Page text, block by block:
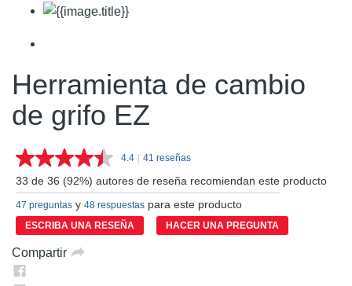
Herramienta de cambio
de grifo EZ
4.4 Lea
41
reseñas.
Enlace
en
misma
| 41 reseñas
33 de 36 (92%) autores de reseña recomiendan este producto
47 preguntas y 48 respuestas para este producto
ESCRIBA UNA RESEÑA HACER UNA PREGUNTA
Compartir